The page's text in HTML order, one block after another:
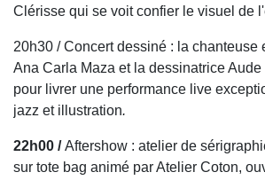
Clérisse qui se voit confier le visuel de
20h30 / Concert dessiné : la chanteuse
Ana Carla Maza et la dessinatrice Aude
pour livrer une performance live
jazz et illustration.
22h00 /Aftershow : atelier de
sur tote bag animé par Atelier Coton,